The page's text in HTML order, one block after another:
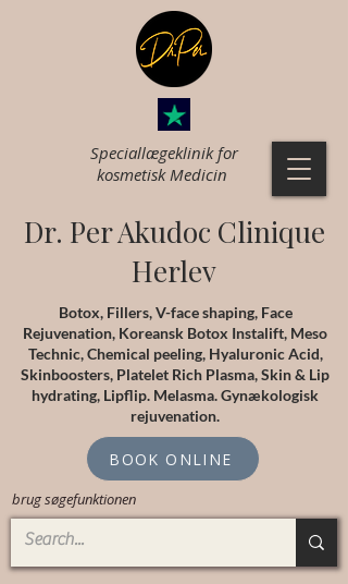
Speciallægeklinik for
kosmetisk Medicin
Dr. Per Akudoc Clinique
Herlev
Botox, Fillers, V-face shaping, Face
Rejuvenation, Koreansk Botox Instalift, Meso
Technic, Chemical peeling, Hyaluronic Acid,
Skinboosters, Platelet Rich Plasma, Skin & Lip
hydrating, Lipflip. Melasma. Gynækologisk
rejuvenation.
brug søgefunktionen
BOOK ONLINE